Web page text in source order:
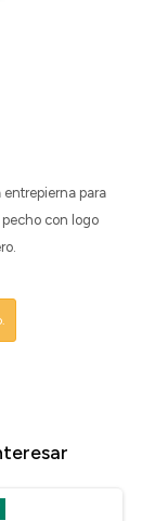
entrepierna para
con logo